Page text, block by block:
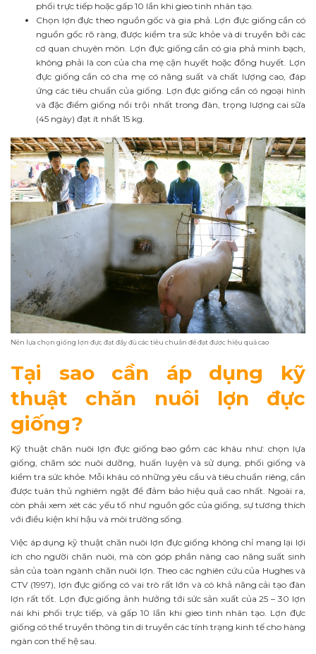
phối trực tiếp hoặc gấp 10 lần khi gieo tinh nhân tạo.
Chọn lợn đực theo nguồn gốc và gia phả. Lợn đực giống cần có
nguồn gốc rõ ràng, được kiểm tra sức khỏe và di truyền bởi các
cơ quan chuyên môn. Lợn đực giống cần có gia phả minh bạch,
không phải là con của cha mẹ cận huyết hoặc đồng huyết. Lợn
đực giống cần có cha mẹ có năng suất và chất lượng cao, đáp
ứng các tiêu chuẩn của giống. Lợn đực giống cần có ngoại hình
và đặc điểm giống nổi trội nhất trong đàn, trọng lượng cai sữa
(45 ngày) đạt ít nhất 15 kg.
Nên lựa chọn giống lợn đực đạt đầy đủ các tiêu chuẩn để đạt được hiệu quả cao
Tại sao cần áp dụng kỹ
thuật chăn nuôi lợn đực
giống?
Kỹ thuật chăn nuôi lợn đực giống bao gồm các khâu như: chọn lựa
giống, chăm sóc nuôi dưỡng, huấn luyện và sử dụng, phối giống và
kiểm tra sức khỏe. Mỗi khâu có những yêu cầu và tiêu chuẩn riêng, cần
được tuân thủ nghiêm ngặt để đảm bảo hiệu quả cao nhất. Ngoài ra,
còn phải xem xét các yếu tố như nguồn gốc của giống, sự tương thích
với điều kiện khí hậu và môi trường sống.
Việc áp dụng kỹ thuật chăn nuôi lợn đực giống không chỉ mang lại lợi
ích cho người chăn nuôi, mà còn góp phần nâng cao năng suất sinh
sản của toàn ngành chăn nuôi lợn. Theo các nghiên cứu của Hughes và
CTV (1997), lợn đực giống có vai trò rất lớn và có khả năng cải tạo đàn
lợn rất tốt. Lợn đực giống ảnh hưởng tới sức sản xuất của 25 – 30 lợn
nái khi phối trực tiếp, và gấp 10 lần khi gieo tinh nhân tạo. Lợn đực
giống có thể truyền thông tin di truyền các tính trạng kinh tế cho hàng
ngàn con thế hệ sau.